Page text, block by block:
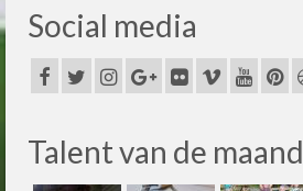
Social media
Talent van de maand